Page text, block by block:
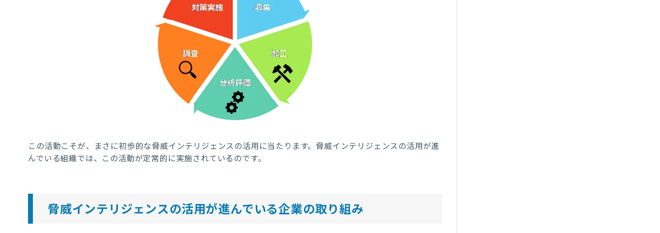
この活動こそが、まさに初歩的な脅威インテリジェンスの活用に当たります。脅威インテリジェンスの活用が進
んでいる組織では、この活動が定常的に実施されているのです。
脅威インテリジェンスの活用が進んでいる企業の取り組み